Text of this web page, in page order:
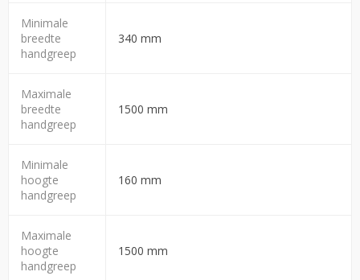
Minimale
breedte
handgreep
340 mm
Maximale
breedte
handgreep
1500 mm
Minimale
hoogte
handgreep
160 mm
Maximale
hoogte
handgreep
1500 mm